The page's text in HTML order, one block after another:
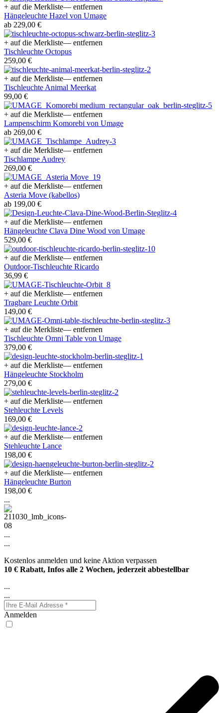
+ auf die Merkliste— entfernen
Hängeleuchte Hazel von Umage
ab 229,00 €
+ auf die Merkliste— entfernen
Tischleuchte Octopus
259,00 €
+ auf die Merkliste— entfernen
Tischleuchte Animal Meerkat
99,00 €
+ auf die Merkliste— entfernen
Lampenschirm Komorebi von Umage
ab 269,00 €
+ auf die Merkliste— entfernen
Tischlampe Audrey
269,00 €
+ auf die Merkliste— entfernen
Asteria Move (kabellos)
ab 199,00 €
+ auf die Merkliste— entfernen
Hängeleuchte Clava Dine Wood von Umage
529,00 €
+ auf die Merkliste— entfernen
Outdoor-Tischleuchte Ricardo
36,99 €
+ auf die Merkliste— entfernen
Tragbare Leuchte Orbit
149,00 €
+ auf die Merkliste— entfernen
Tischleuchte Omni Table von Umage
379,00 €
+ auf die Merkliste— entfernen
Hängeleuchte Stockholm
279,00 €
+ auf die Merkliste— entfernen
Stehleuchte Levels
169,00 €
+ auf die Merkliste— entfernen
Stehleuchte Lance
198,00 €
+ auf die Merkliste— entfernen
Hängeleuchte Burton
198,00 €
...
...
...
Kostenlos anmelden und keine Aktion verpassen
10 € Rabatt, Infos alle 2 Wochen, jederzeit abbestellbar
...
...
Anmelden